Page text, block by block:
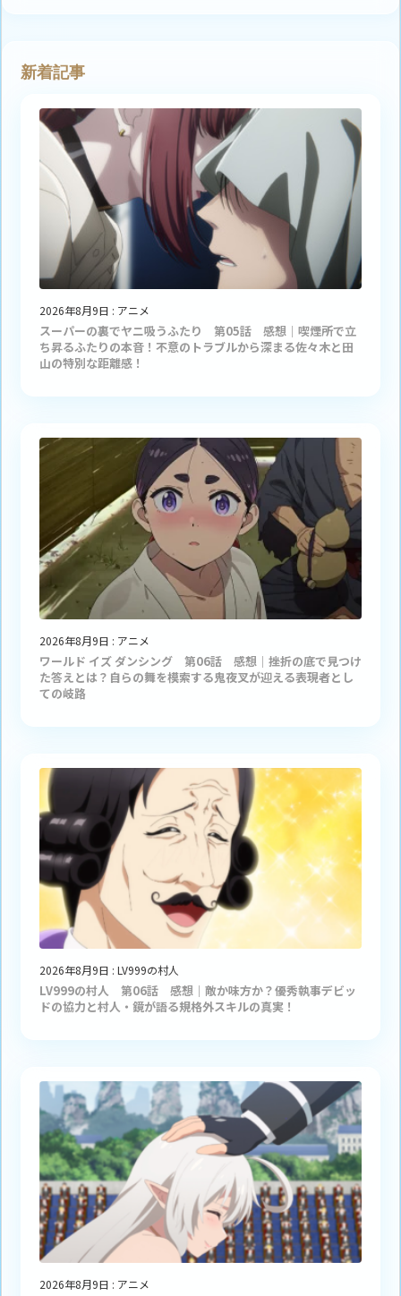
新着記事
2026年8月9日 : アニメ
スーパーの裏でヤニ吸うふたり 第05話 感想｜喫煙所で立
ち昇るふたりの本音！不意のトラブルから深まる佐々木と田
山の特別な距離感！
2026年8月9日 : アニメ
ワールド イズ ダンシング 第06話 感想｜挫折の底で見つけ
た答えとは？自らの舞を模索する鬼夜叉が迎える表現者とし
ての岐路
2026年8月9日 : LV999の村人
LV999の村人 第06話 感想｜敵か味方か？優秀執事デビッ
ドの協力と村人・鏡が語る規格外スキルの真実！
2026年8月9日 : アニメ